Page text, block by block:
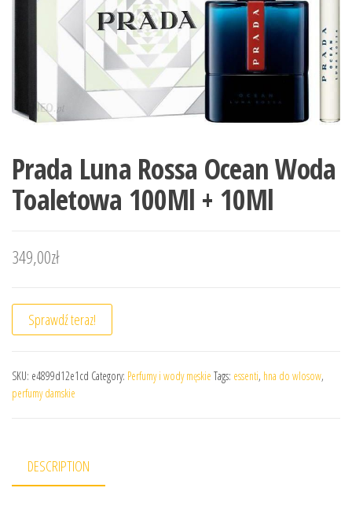
Prada Luna Rossa Ocean Woda
Toaletowa 100Ml + 10Ml
349,00zł
Sprawdź teraz!
SKU: e4899d12e1cd Category: Perfumy i wody męskie Tags: essenti, hna do wlosow,
perfumy damskie
DESCRIPTION